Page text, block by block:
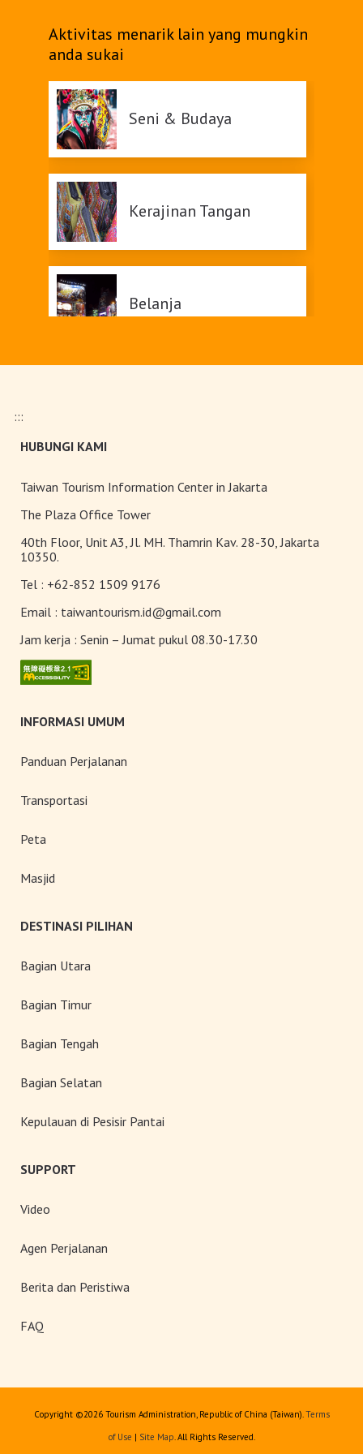
Belanja
Aktivitas menarik lain yang mungkin
anda sukai
Seni & Budaya
Kerajinan Tangan
Belanja
Teh Kelas Dunia
:::
HUBUNGI KAMI
Taiwan Tourism Information Center in Jakarta
The Plaza Office Tower
40th Floor, Unit A3, Jl. MH. Thamrin Kav. 28-30, Jakarta
10350.
Tel : +62-852 1509 9176
Email : taiwantourism.id@gmail.com
Jam kerja : Senin – Jumat pukul 08.30-17.30
INFORMASI UMUM
Panduan Perjalanan
Transportasi
Peta
Masjid
DESTINASI PILIHAN
Bagian Utara
Bagian Timur
Bagian Tengah
Bagian Selatan
Kepulauan di Pesisir Pantai
SUPPORT
Video
Agen Perjalanan
Berita dan Peristiwa
FAQ
Copyright ©2026 Tourism Administration, Republic of China (Taiwan).Terms
of Use | Site Map. All Rights Reserved.